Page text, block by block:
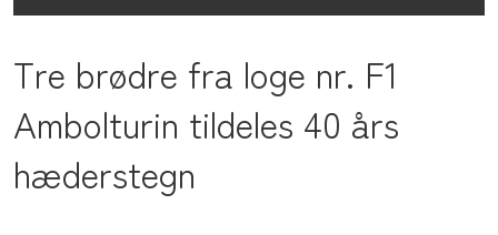
Tre brødre fra loge nr. F1
Ambolturin tildeles 40 års
hæderstegn